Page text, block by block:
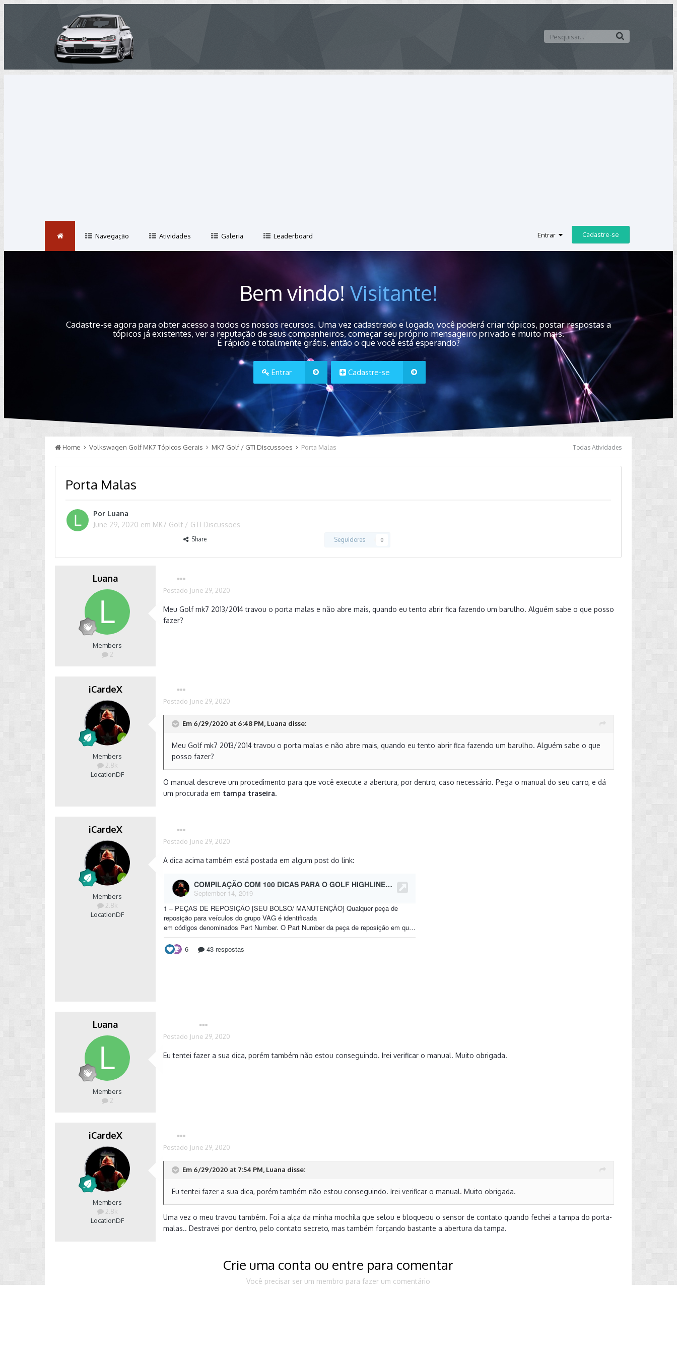
Entrar Cadastre-se
Navegação Atividades Galeria Leaderboard
Bem vindo!Visitante!
Cadastre-se agora para obter acesso a todos os nossos recursos. Uma vez cadastrado e logado, você poderá criar tópicos, postar respostas a
tópicos já existentes, ver a reputação de seus companheiros, começar seu próprio mensageiro privado e muito mais.
É rápido e totalmente grátis, então o que você está esperando?
Entrar Cadastre-se
Todas Atividades
Home Volkswagen Golf MK7 Tópicos Gerais MK7 Golf / GTI Discussoes Porta Malas
Porta Malas
Por Luana
June 29, 2020 em MK7 Golf / GTI Discussoes
Share Seguidores 0
Luana
Members
2
Postado June 29, 2020
Meu Golf mk7 2013/2014 travou o porta malas e não abre mais, quando eu tento abrir fica fazendo um barulho. Alguém sabe o que posso
fazer?
iCardeX
Members
2.8k
LocationDF
Postado June 29, 2020
Em 6/29/2020 at 6:48 PM, Luana disse:
Meu Golf mk7 2013/2014 travou o porta malas e não abre mais, quando eu tento abrir fica fazendo um barulho. Alguém sabe o que
posso fazer?
O manual descreve um procedimento para que você execute a abertura, por dentro, caso necessário. Pega o manual do seu carro, e dá
um procurada em tampa traseira.
iCardeX
Members
2.8k
LocationDF
Postado June 29, 2020
A dica acima também está postada em algum post do link:
Luana
Members
2
Postado June 29, 2020
Eu tentei fazer a sua dica, porém também não estou conseguindo. Irei verificar o manual. Muito obrigada.
iCardeX
Members
2.8k
LocationDF
Postado June 29, 2020
Em 6/29/2020 at 7:54 PM, Luana disse:
Eu tentei fazer a sua dica, porém também não estou conseguindo. Irei verificar o manual. Muito obrigada.
Uma vez o meu travou também. Foi a alça da minha mochila que selou e bloqueou o sensor de contato quando fechei a tampa do porta-
malas.. Destravei por dentro, pelo contato secreto, mas também forçando bastante a abertura da tampa.
Crie uma conta ou entre para comentar
Você precisar ser um membro para fazer um comentário